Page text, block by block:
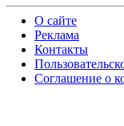
О сайте
Реклама
Контакты
Соглашение о